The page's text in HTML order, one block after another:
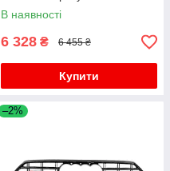
В наявності
6 328 ₴ 6 455 ₴
Купити
–2%